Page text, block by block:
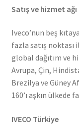
Satış ve hizmet ağı
Iveco’nun beş
fazla satış noktası
global dağıtım ve
Avrupa, Çin,
Brezilya ve Güney
160’ı aşkın
IVECO Türkiye